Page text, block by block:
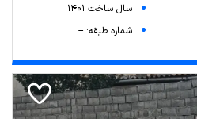
سال ساخت 1401
شماره طبقه: --